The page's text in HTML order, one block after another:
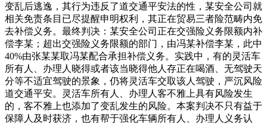
变乱后逃逸，其行为违反了道交通平安法的性，某安全公司就
相关免责条目已尽提醒申明权利，其正在贸易三者险范畴内免
去补偿义务。最终判决：某安全公司正在交强险义务限额内补
偿李某；超出交强险义务限额的部门，由冯某补偿李某，此中
40%由张某某取冯某配合承担补偿义务。实践中，有的灵活车
所有人、办理人晓得或者该当晓得他人存正在喝酒、无驾驶天
分等不适宜驾驶的景象，仍将灵活车交取该人驾驶，严沉风险
道交通平安。灵活车所有人、办理人客不雅上具有风险发生
的，客不雅上也添加了变乱发生的风险。本案判决不只有益于
保障人及时获济，也有帮于强化车辆所有人、办理人义务认